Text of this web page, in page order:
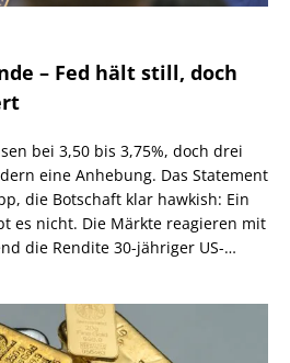
– Fed hält still, doch
bei 3,50 bis 3,75%, doch drei
eine Anhebung. Das Statement
die Botschaft klar hawkish: Ein
es nicht. Die Märkte reagieren mit
die Rendite 30-jähriger US-